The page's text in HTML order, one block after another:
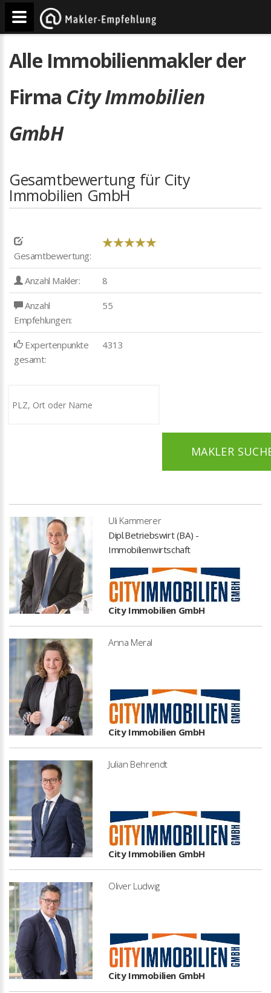
Alle Immobilienmakler der
Firma City Immobilien
GmbH
Gesamtbewertung für City
Immobilien GmbH
Gesamtbewertung:
Anzahl Makler: 8
Anzahl
Empfehlungen:
55
Expertenpunkte
gesamt:
4313
MAKLER
Uli Kammerer
Dipl.Betriebswirt (BA) -
Immobilienwirtschaft
City Immobilien GmbH
Anna Meral
City Immobilien GmbH
Julian Behrendt
City Immobilien GmbH
Oliver Ludwig
City Immobilien GmbH